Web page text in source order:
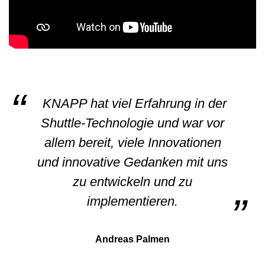
KNAPP hat viel Erfahrung in der
Shuttle-Technologie und war vor
allem bereit, viele Innovationen
und innovative Gedanken mit uns
zu entwickeln und zu
implementieren.
Andreas Palmen